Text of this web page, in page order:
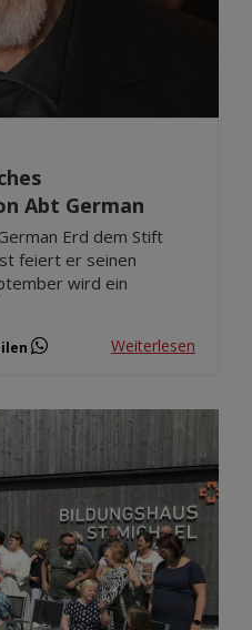
Abt German
Erd dem Stift
feiert er seinen
wird ein
Weiterlesen